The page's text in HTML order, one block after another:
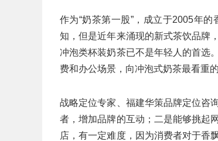
作为“奶茶第一股”，成立于2005年
知，但是近年来涌现的新式茶饮品牌
冲泡类杯装奶茶已不是年轻人的首选
费和办公场景，向冲泡式奶茶最看重
战略定位专家、福建华策品牌定位咨
者，增加品牌的互动；二是能够挑起
店，有一定难度，因为消费者对于香